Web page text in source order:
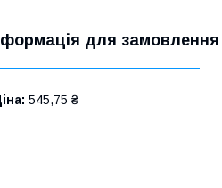
для замовлення
545,75 ₴